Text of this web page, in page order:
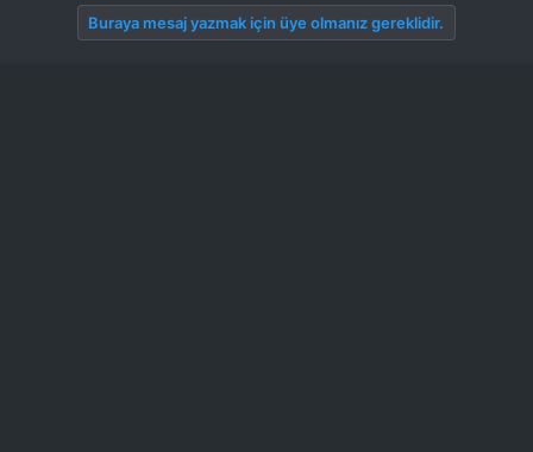
Buraya mesaj yazmak için üye olmanız gereklidir.